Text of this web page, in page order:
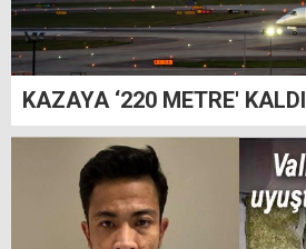
KAZAYA ‘220 METRE' KALDI